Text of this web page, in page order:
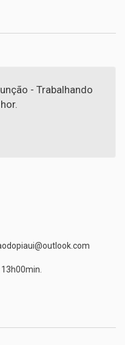
- Trabalhando